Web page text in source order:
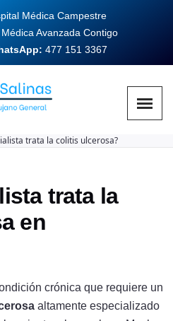
Médica Campestre
Avanzada Contigo
477 151 3367
trata la colitis ulcerosa?
trata la
en
crónica que requiere un
altamente especializado